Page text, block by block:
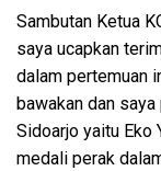
Sambutan Ketua
saya ucapkan
dalam pertemuan
bawakan dan
Sidoarjo yaitu Eko
medali perak